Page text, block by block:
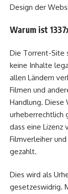
Design der
Warum ist
Die Torrent-Site
keine Inhalte
allen Ländern
Filmen und
Handlung.
urheberrechtlich
dass eine Lizenz
Filmverleiher
gezahlt.
Dies wird als
gesetzeswidrig.